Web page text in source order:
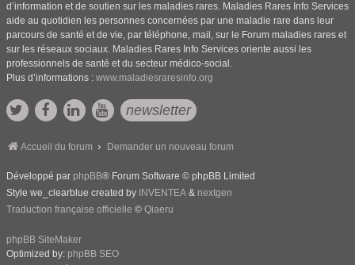
d’information et de soutien sur les maladies rares. Maladies Rares Info Services
aide au quotidien les personnes concernées par une maladie rare dans leur
parcours de santé et de vie, par téléphone, mail, sur le Forum maladies rares et
sur les réseaux sociaux. Maladies Rares Info Services oriente aussi les
professionnels de santé et du secteur médico-social.
Plus d’informations : www.maladiesraresinfo.org
newsletter
Accueil du forum Demander un nouveau forum
Développé par phpBB® Forum Software © phpBB Limited
Style we_clearblue created by INVENTEA & nextgen
Traduction française officielle © Qiaeru
phpBB SiteMaker
Optimized by: phpBB SEO